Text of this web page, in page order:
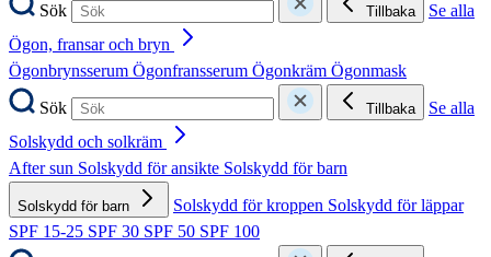
Sök
Tillbaka
Se alla
Ögon, fransar och bryn
Ögonbrynsserum Ögonfransserum Ögonkräm Ögonmask
Sök
Tillbaka
Se alla
Solskydd och solkräm
After sun Solskydd för ansikte Solskydd för barn
Solskydd för barn Solskydd för kroppen Solskydd för läppar
SPF 15-25 SPF 30 SPF 50 SPF 100